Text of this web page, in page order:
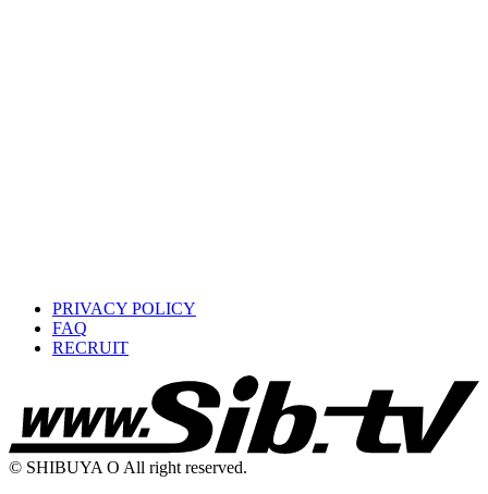
PRIVACY POLICY
FAQ
RECRUIT
© SHIBUYA O All right reserved.